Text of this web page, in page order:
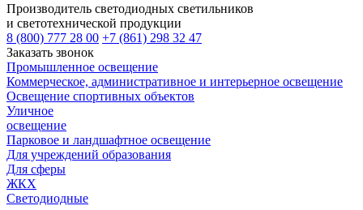
Производитель светодиодных светильников
и светотехнической продукции
8 (800) 777 28 00 +7 (861) 298 32 47
Заказать звонок
Промышленное освещение
Коммерческое, административное и интерьерное освещение
Освещение спортивных объектов
Уличное
освещение
Парковое и ландшафтное освещение
Для учреждений образования
Для сферы
ЖКХ
Светодиодные